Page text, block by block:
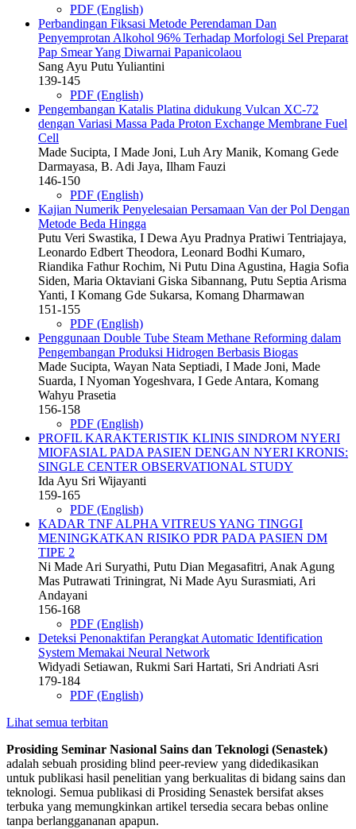
PDF (English)
Perbandingan Fiksasi Metode Perendaman Dan
Penyemprotan Alkohol 96% Terhadap Morfologi Sel Preparat
Pap Smear Yang Diwarnai Papanicolaou
Sang Ayu Putu Yuliantini
139-145
PDF (English)
Pengembangan Katalis Platina didukung Vulcan XC-72
dengan Variasi Massa Pada Proton Exchange Membrane Fuel
Cell
Made Sucipta, I Made Joni, Luh Ary Manik, Komang Gede
Darmayasa, B. Adi Jaya, Ilham Fauzi
146-150
PDF (English)
Kajian Numerik Penyelesaian Persamaan Van der Pol Dengan
Metode Beda Hingga
Putu Veri Swastika, I Dewa Ayu Pradnya Pratiwi Tentriajaya,
Leonardo Edbert Theodora, Leonard Bodhi Kumaro,
Riandika Fathur Rochim, Ni Putu Dina Agustina, Hagia Sofia
Siden, Maria Oktaviani Giska Sibannang, Putu Septia Arisma
Yanti, I Komang Gde Sukarsa, Komang Dharmawan
151-155
PDF (English)
Penggunaan Double Tube Steam Methane Reforming dalam
Pengembangan Produksi Hidrogen Berbasis Biogas
Made Sucipta, Wayan Nata Septiadi, I Made Joni, Made
Suarda, I Nyoman Yogeshvara, I Gede Antara, Komang
Wahyu Prasetia
156-158
PDF (English)
PROFIL KARAKTERISTIK KLINIS SINDROM NYERI
MIOFASIAL PADA PASIEN DENGAN NYERI KRONIS:
SINGLE CENTER OBSERVATIONAL STUDY
Ida Ayu Sri Wijayanti
159-165
PDF (English)
KADAR TNF ALPHA VITREUS YANG TINGGI
MENINGKATKAN RISIKO PDR PADA PASIEN DM
TIPE 2
Ni Made Ari Suryathi, Putu Dian Megasafitri, Anak Agung
Mas Putrawati Triningrat, Ni Made Ayu Surasmiati, Ari
Andayani
156-168
PDF (English)
Deteksi Penonaktifan Perangkat Automatic Identification
System Memakai Neural Network
Widyadi Setiawan, Rukmi Sari Hartati, Sri Andriati Asri
179-184
PDF (English)
Lihat semua terbitan
Prosiding Seminar Nasional Sains dan Teknologi (Senastek)
adalah sebuah prosiding blind peer-review yang didedikasikan
untuk publikasi hasil penelitian yang berkualitas di bidang sains dan
teknologi. Semua publikasi di Prosiding Senastek bersifat akses
terbuka yang memungkinkan artikel tersedia secara bebas online
tanpa berlanggananan apapun.